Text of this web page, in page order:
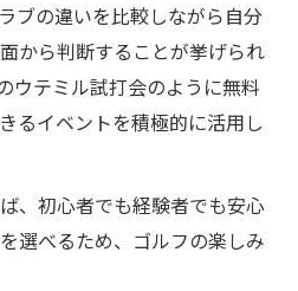
ブの違いを比較しながら自分
から判断することが挙げられ
ウテミル試打会のように無料
るイベントを積極的に活用し
、初心者でも経験者でも安心
選べるため、ゴルフの楽しみ